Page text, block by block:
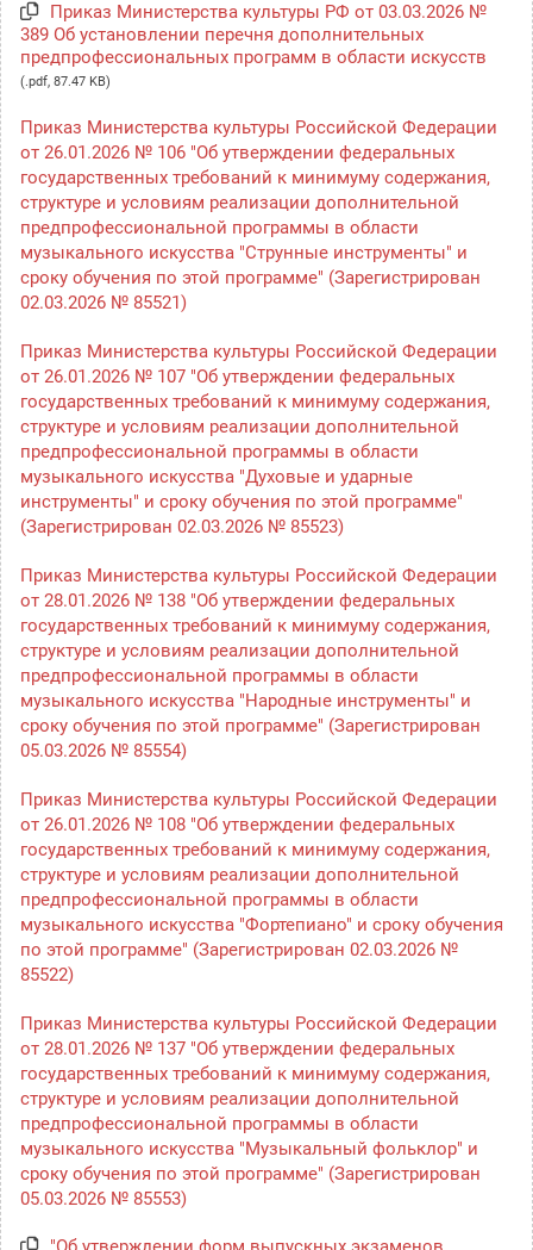
Приказ Министерства культуры РФ от 03.03.2026 №
389 Об установлении перечня дополнительных
предпрофессиональных программ в области искусств
(.pdf, 87.47 KB)
Приказ Министерства культуры Российской Федерации
от 26.01.2026 № 106 "Об утверждении федеральных
государственных требований к минимуму содержания,
структуре и условиям реализации дополнительной
предпрофессиональной программы в области
музыкального искусства "Струнные инструменты" и
сроку обучения по этой программе" (Зарегистрирован
02.03.2026 № 85521)
Приказ Министерства культуры Российской Федерации
от 26.01.2026 № 107 "Об утверждении федеральных
государственных требований к минимуму содержания,
структуре и условиям реализации дополнительной
предпрофессиональной программы в области
музыкального искусства "Духовые и ударные
инструменты" и сроку обучения по этой программе"
(Зарегистрирован 02.03.2026 № 85523)
Приказ Министерства культуры Российской Федерации
от 28.01.2026 № 138 "Об утверждении федеральных
государственных требований к минимуму содержания,
структуре и условиям реализации дополнительной
предпрофессиональной программы в области
музыкального искусства "Народные инструменты" и
сроку обучения по этой программе" (Зарегистрирован
05.03.2026 № 85554)
Приказ Министерства культуры Российской Федерации
от 26.01.2026 № 108 "Об утверждении федеральных
государственных требований к минимуму содержания,
структуре и условиям реализации дополнительной
предпрофессиональной программы в области
музыкального искусства "Фортепиано" и сроку обучения
по этой программе" (Зарегистрирован 02.03.2026 №
85522)
Приказ Министерства культуры Российской Федерации
от 28.01.2026 № 137 "Об утверждении федеральных
государственных требований к минимуму содержания,
структуре и условиям реализации дополнительной
предпрофессиональной программы в области
музыкального искусства "Музыкальный фольклор" и
сроку обучения по этой программе" (Зарегистрирован
05.03.2026 № 85553)